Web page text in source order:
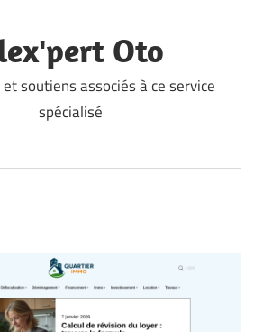
Oto
soutiens associés à ce service
spécialisé